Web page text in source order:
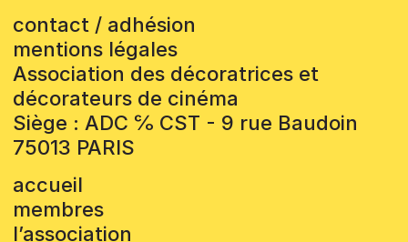
contact / adhésion
mentions légales
Association des décoratrices et
décorateurs de cinéma
Siège : ADC ℅ CST - 9 rue Baudoin
75013 PARIS
accueil
membres
l’association